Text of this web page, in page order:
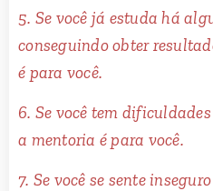
5. Se você já estuda há
conseguindo obter
é para você.
6. Se você tem
a mentoria é para você.
7. Se você se sente